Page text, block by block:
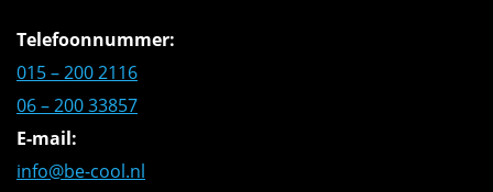
Telefoonnummer:
015 – 200 2116
06 – 200 33857
E-mail:
info@be-cool.nl